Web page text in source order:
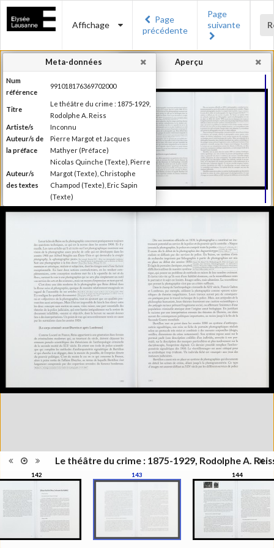
Affichage
Page
précédente
Page
suivante
Le théâtre du crime : 1875-1929, Rodolphe A.
142 143 144
Aperçu
Meta-données
Num
référence
991018176369702000
Titre
Le théâtre du crime : 1875-1929,
Rodolphe A. Reiss
Artiste/s
Inconnu
Auteur/s de
la préface
Pierre Margot et Jacques
Mathyer (Préface)
Auteur/s
des textes
Nicolas Quinche (Texte), Pierre
Margot (Texte), Christophe
Champod (Texte), Eric Sapin
(Texte)
Editeur
Presses polytechniques et
d'édition
d'édition
2009
Information
Publié à l'occasion de
l'exposition : "Le théâtre du
crime - Photographies de
Rodolphe A. Reiss", Musée de
l'Elysée, Lausanne, 27 juin - 25
octobre 2009
Catégorie
Monographie
Relié
images
Noir & Blanc
ISBN/ISSN
ISBN 9782880748241